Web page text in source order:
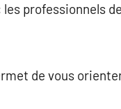
professionnels
de vous